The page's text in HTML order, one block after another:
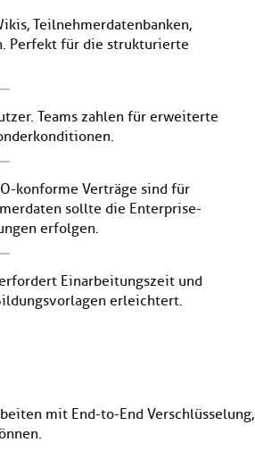
Teilnehmerdatenbanken,
Perfekt für die strukturierte
Teams zahlen für erweiterte
konforme Verträge sind für
sollte die Enterprise-
erfolgen.
Einarbeitungszeit und
erleichtert.
mit End-to-End Verschlüsselung,